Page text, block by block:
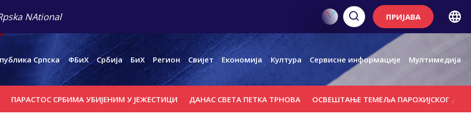
NAtional ПРИЈАВА
Српска ФБиХ Србија БиХ Регион Свијет Економија Култура Сервисне информације Мултимедија
СРБИМА УБИЈЕНИМ У ЈЕЖЕСТИЦИ ДАНАС СВЕТА ПЕТКА ТРНОВА ОСВЕШТАЊЕ ТЕМЕЉА ПАРОХИЈСКОГ ДОМА,